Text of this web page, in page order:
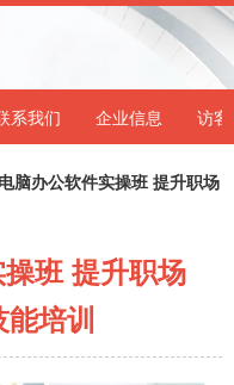
系我们 企业信息 访客
脑办公软件实操班 提升职场
班 提升职场
培训